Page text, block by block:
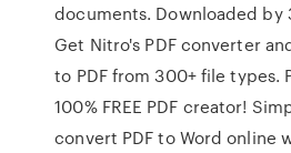
documents. Downloaded by
Get Nitro's PDF converter
to PDF from 300+ file types.
100% FREE PDF creator!
convert PDF to Word online